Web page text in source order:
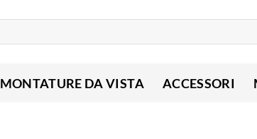
MONTATURE DA VISTA ACCESSORI